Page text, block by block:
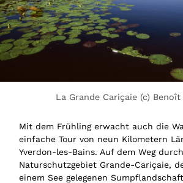
La Grande Cariçaie (c) Benoît
Mit dem Frühling erwacht auch die
einfache Tour von neun Kilometern
Yverdon-les-Bains. Auf dem Weg
Naturschutzgebiet Grande-Cariçaie,
einem See gelegenen